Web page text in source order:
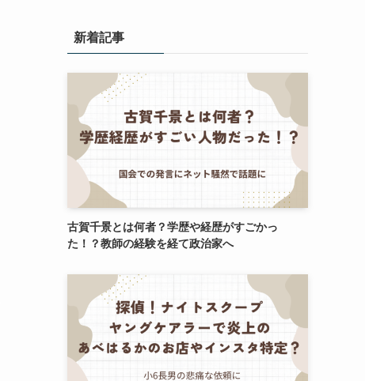
新着記事
古賀千景とは何者？学歴や経歴がすごかっ
た！？教師の経験を経て政治家へ